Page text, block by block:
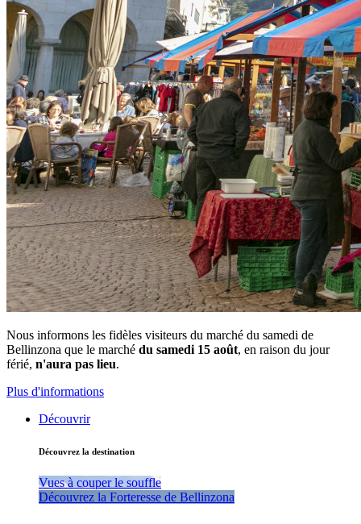
Nous informons les fidèles visiteurs du marché du samedi de
Bellinzona que le marché du samedi 15 août, en raison du jour
férié, n'aura pas lieu.
Plus d'informations
Découvrir
Découvrez la destination
Vues à couper le souffle
Découvrez la Forteresse de Bellinzona